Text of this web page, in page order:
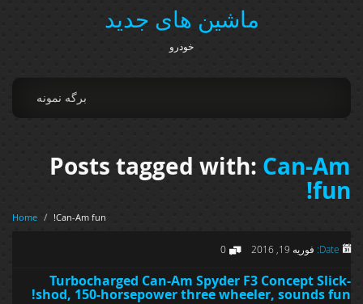
ماشین های جدید
خودرو
برگه نمونه
Posts tagged with:Can-Am
fun!
Home / Can-Am fun!
Date: فوریه 19, 2016 0
Turbocharged Can-Am Spyder F3 Concept Slick-
shod, 150-horsepower three wheeler, sounds fun!